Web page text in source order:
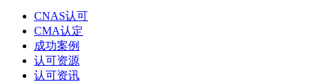
CNAS认可
CMA认定
成功案例
认可资源
认可资讯